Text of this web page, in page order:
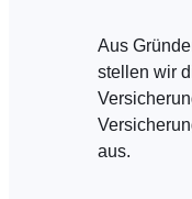
Aus
stellen wir
aus.